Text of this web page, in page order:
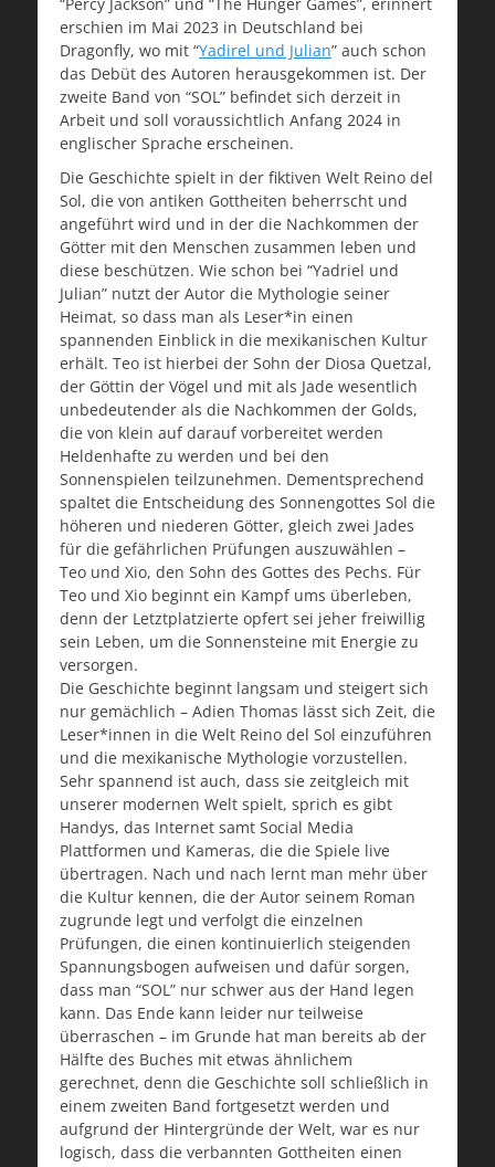
erschien im Mai 2023 in Deutschland bei
Dragonfly, wo mit “Yadirel und Julian” auch schon
das Debüt des Autoren herausgekommen ist. Der
zweite Band von “SOL” befindet sich derzeit in
Arbeit und soll voraussichtlich Anfang 2024 in
englischer Sprache erscheinen.
Die Geschichte spielt in der fiktiven Welt Reino del
Sol, die von antiken Gottheiten beherrscht und
angeführt wird und in der die Nachkommen der
Götter mit den Menschen zusammen leben und
diese beschützen. Wie schon bei “Yadriel und
Julian” nutzt der Autor die Mythologie seiner
Heimat, so dass man als Leser*in einen
spannenden Einblick in die mexikanischen Kultur
erhält. Teo ist hierbei der Sohn der Diosa Quetzal,
der Göttin der Vögel und mit als Jade wesentlich
unbedeutender als die Nachkommen der Golds,
die von klein auf darauf vorbereitet werden
Heldenhafte zu werden und bei den
Sonnenspielen teilzunehmen. Dementsprechend
spaltet die Entscheidung des Sonnengottes Sol die
höheren und niederen Götter, gleich zwei Jades
für die gefährlichen Prüfungen auszuwählen –
Teo und Xio, den Sohn des Gottes des Pechs. Für
Teo und Xio beginnt ein Kampf ums überleben,
denn der Letztplatzierte opfert sei jeher freiwillig
sein Leben, um die Sonnensteine mit Energie zu
versorgen.
Die Geschichte beginnt langsam und steigert sich
nur gemächlich – Adien Thomas lässt sich Zeit, die
Leser*innen in die Welt Reino del Sol einzuführen
und die mexikanische Mythologie vorzustellen.
Sehr spannend ist auch, dass sie zeitgleich mit
unserer modernen Welt spielt, sprich es gibt
Handys, das Internet samt Social Media
Plattformen und Kameras, die die Spiele live
übertragen. Nach und nach lernt man mehr über
die Kultur kennen, die der Autor seinem Roman
zugrunde legt und verfolgt die einzelnen
Prüfungen, die einen kontinuierlich steigenden
Spannungsbogen aufweisen und dafür sorgen,
dass man “SOL” nur schwer aus der Hand legen
kann. Das Ende kann leider nur teilweise
überraschen – im Grunde hat man bereits ab der
Hälfte des Buches mit etwas ähnlichem
gerechnet, denn die Geschichte soll schließlich in
einem zweiten Band fortgesetzt werden und
aufgrund der Hintergründe der Welt, war es nur
logisch, dass die verbannten Gottheiten einen